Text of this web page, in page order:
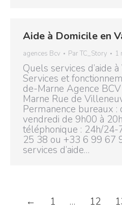
Aide à Domicile en
agences Bcv Par TC_Story 1
Quels services d’aide
Services et
de-Marne Agence
Marne Rue de
Permanence bureaux :
vendredi de 9h00 à
téléphonique : 24h/
25 38 ou +33 6 99 67
services d’aide…
← 1 … 12